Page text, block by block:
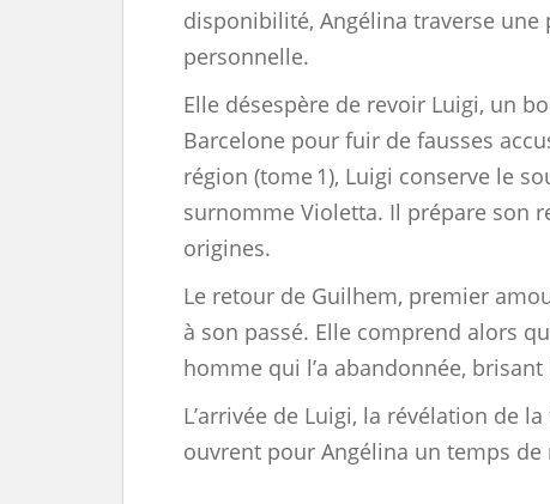
disponibilité, Angélina traverse une
personnelle.
Elle désespère de revoir Luigi, un
Barcelone pour fuir de fausses
région (tome 1), Luigi conserve le
surnomme Violetta. Il prépare son
origines.
Le retour de Guilhem, premier
à son passé. Elle comprend alors
homme qui l’a abandonnée,
L’arrivée de Luigi, la révélation de
ouvrent pour Angélina un temps de